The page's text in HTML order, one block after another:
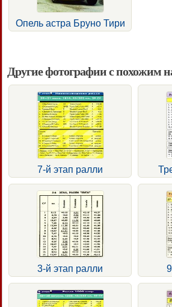
Опель астра Бруно Тири
Другие фотографии с похожим
7-й этап ралли
3-й этап ралли